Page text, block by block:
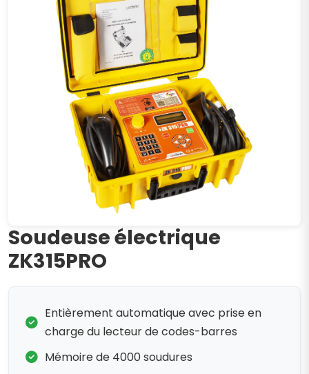
Soudeuse électrique
ZK315PRO
Entièrement automatique avec prise en
charge du lecteur de codes-barres
Mémoire de 4000 soudures